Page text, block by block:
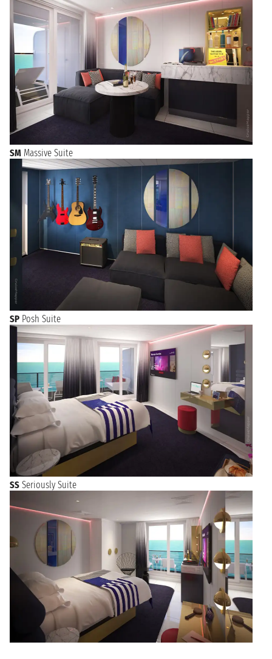
SM Massive Suite
SP Posh Suite
SS Seriously Suite